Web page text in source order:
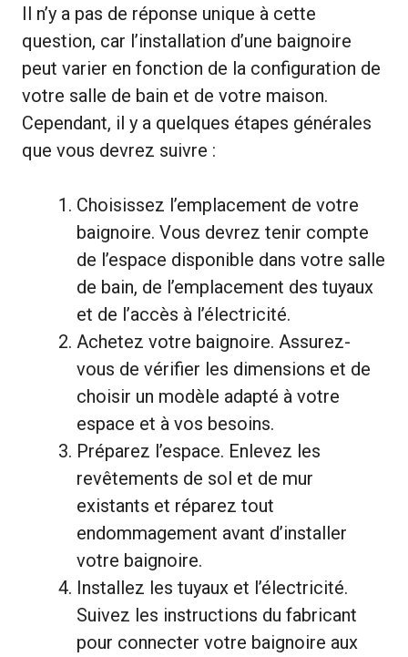
Il n’y a pas de réponse unique à cette
question, car l’installation d’une baignoire
peut varier en fonction de la configuration de
votre salle de bain et de votre maison.
Cependant, il y a quelques étapes générales
que vous devrez suivre :
Choisissez l’emplacement de votre
baignoire. Vous devrez tenir compte
de l’espace disponible dans votre salle
de bain, de l’emplacement des tuyaux
et de l’accès à l’électricité.
Achetez votre baignoire. Assurez-
vous de vérifier les dimensions et de
choisir un modèle adapté à votre
espace et à vos besoins.
Préparez l’espace. Enlevez les
revêtements de sol et de mur
existants et réparez tout
endommagement avant d’installer
votre baignoire.
Installez les tuyaux et l’électricité.
Suivez les instructions du fabricant
pour connecter votre baignoire aux